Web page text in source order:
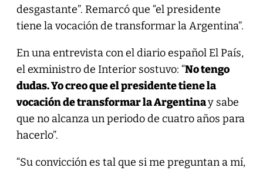
desgastante”. Remarcó que “el presidente
tiene la vocación de transformar la Argentina”.
En una entrevista con el diario español El País,
el exministro de Interior sostuvo: “No tengo
dudas. Yo creo que el presidente tiene la
vocación de transformar la Argentinay sabe
que no alcanza un periodo de cuatro años para
hacerlo”.
“Su convicción es tal que si me preguntan a mí,